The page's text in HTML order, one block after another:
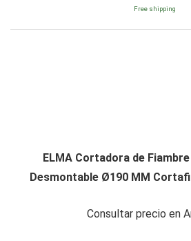
Free shipping
ELMA Cortadora de
Desmontable Ø190 MM
Consultar precio en